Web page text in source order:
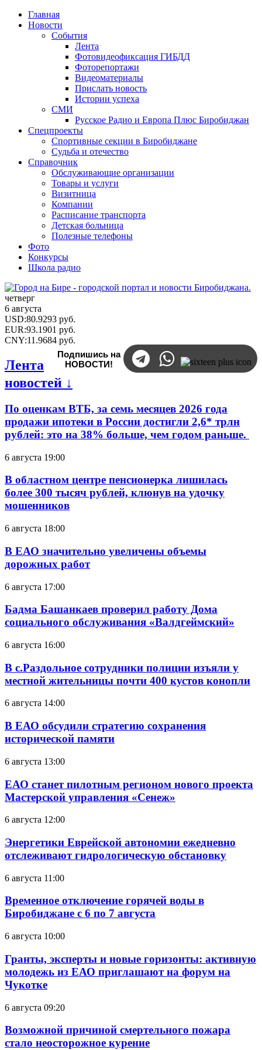
Главная
Новости
События
Лента
Фотовидеофиксация ГИБДД
Фоторепортажи
Видеоматериалы
Прислать новость
Истории успеха
СМИ
Русское Радио и Европа Плюс Биробиджан
Спецпроекты
Спортивные секции в Биробиджане
Судьба и отечество
Справочник
Обслуживающие организации
Товары и услуги
Визитница
Компании
Расписание транспорта
Детская больница
Полезные телефоны
Фото
Конкурсы
Школа радио
четверг
6 августа
USD:80.9293 руб.
EUR:93.1901 руб.
CNY:11.9684 руб.
Подпишись на
НОВОСТИ!
Лента
новостей ↓
По оценкам ВТБ, за семь месяцев 2026 года
продажи ипотеки в России достигли 2,6* трлн
рублей: это на 38% больше, чем годом раньше.
6 августа 19:00
В областном центре пенсионерка лишилась
более 300 тысяч рублей, клюнув на удочку
мошенников
6 августа 18:00
В ЕАО значительно увеличены объемы
дорожных работ
6 августа 17:00
Бадма Башанкаев проверил работу Дома
социального обслуживания «Валдгеймский»
6 августа 16:00
В с.Раздольное сотрудники полиции изъяли у
местной жительницы почти 400 кустов конопли
6 августа 14:00
В ЕАО обсудили стратегию сохранения
исторической памяти
6 августа 13:00
ЕАО станет пилотным регионом нового проекта
Мастерской управления «Сенеж»
6 августа 12:00
Энергетики Еврейской автономии ежедневно
отслеживают гидрологическую обстановку
6 августа 11:00
Временное отключение горячей воды в
Биробиджане с 6 по 7 августа
6 августа 10:00
Гранты, эксперты и новые горизонты: активную
молодежь из ЕАО приглашают на форум на
Чукотке
6 августа 09:20
Возможной причиной смертельного пожара
стало неосторожное курение